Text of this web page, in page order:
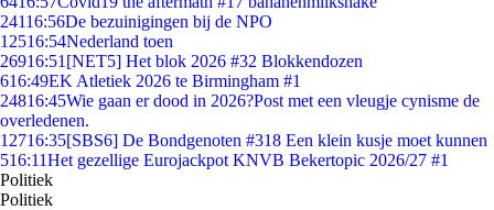
24116:56De bezuinigingen bij de NPO
12516:54Nederland toen
26916:51 [NET5] Het blok 2026 #32 Blokkendozen
616:49EK Atletiek 2026 te Birmingham #1
24816:45Wie gaan er dood in 2026?Post met een vleugje cynisme de
overledenen.
12716:35[SBS6] De Bondgenoten #318 Een klein kusje moet kunnen
516:11Het gezellige Eurojackpot KNVB Bekertopic 2026/27 #1
Politiek
Politiek